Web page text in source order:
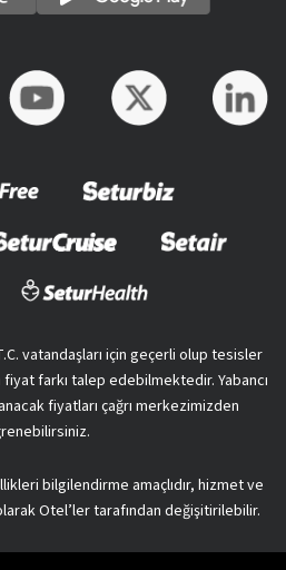
vatandaşları için geçerli olup tesisler
farkı talep edebilmektedir. Yabancı
fiyatları çağrı merkezimizden
bilgilendirme amaçlıdır, hizmet ve
Otel’ler tarafından değişitirilebilir.